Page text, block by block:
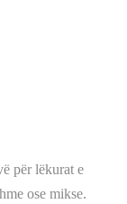
për lëkurat e
ose mikse.